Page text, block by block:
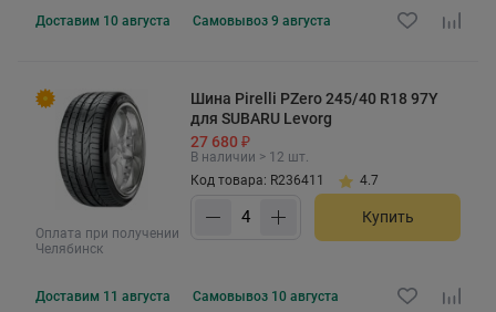
Доставим 10 августа Самовывоз 9 августа
Оплата при получении
Челябинск
Шина Pirelli PZero 245/40 R18 97Y
для SUBARU Levorg
27 680 ₽
В наличии > 12 шт.
Код товара: R236411
4.7
Купить
Доставим 11 августа Самовывоз 10 августа